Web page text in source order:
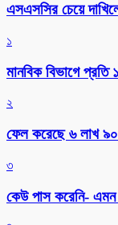
এসএসসির চেয়ে
১
মানবিক বিভাগে
২
ফেল করেছে ৬ লাখ ৯০
৩
কেউ পাস করেনি- এমন